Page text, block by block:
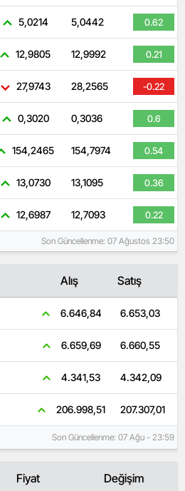
5,0214 5,0442 0.62
12,9805 12,9992 0.21
27,9743 28,2565 -0.22
0,3020 0,3036 0.6
154,2465 154,7974 0.54
13,0730 13,1095 0.36
12,6987 12,7093 0.22
Son Güncellenme: 07 Ağustos 23:50
Alış Satış
6.646,84 6.653,03
6.659,69 6.660,55
4.341,53 4.342,09
206.998,51 207.307,01
Son Güncellenme: 07 Ağu - 23:59
Fiyat Değişim